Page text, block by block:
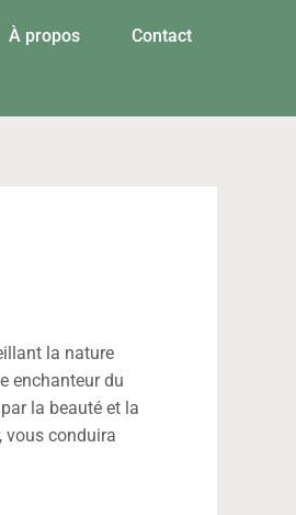
À propos Contact
la nature
enchanteur du
la beauté et la
vous conduira